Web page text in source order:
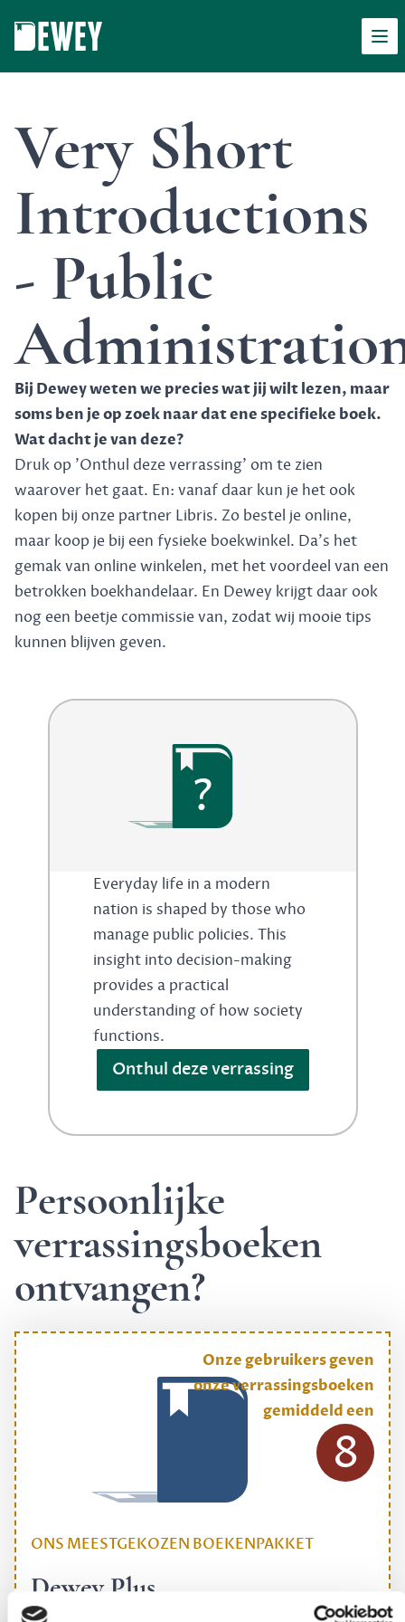
Very Short
Introductions
- Public
Bij Dewey weten we precies wat jij wilt lezen, maar
soms ben je op zoek naar dat ene specifieke boek.
Wat dacht je van deze?
Druk op 'Onthul deze verrassing' om te zien
waarover het gaat. En: vanaf daar kun je het ook
kopen bij onze partner Libris. Zo bestel je online,
maar koop je bij een fysieke boekwinkel. Da's het
gemak van online winkelen, met het voordeel van een
betrokken boekhandelaar. En Dewey krijgt daar ook
nog een beetje commissie van, zodat wij mooie tips
kunnen blijven geven.
?
Everyday life in a modern
nation is shaped by those who
manage public policies. This
insight into decision-making
provides a practical
understanding of how society
functions.
Onthul deze verrassing
Persoonlijke
verrassingsboeken
ontvangen?
ONS MEESTGEKOZEN BOEKENPAKKET
Dewey Plus
Een originele manier om je reading challenge te
Onze gebruikers geven
onze verrassingsboeken
gemiddeld een
8